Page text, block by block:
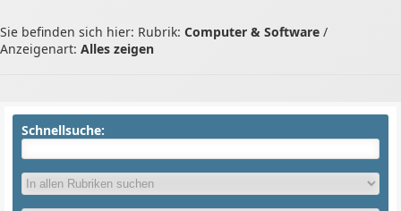
Sie befinden sich hier: Rubrik: Computer & Software /
Anzeigenart: Alles zeigen
Schnellsuche: